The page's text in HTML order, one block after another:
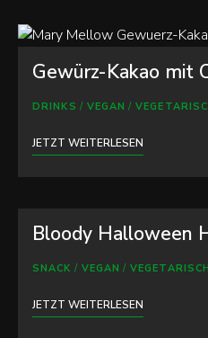
Gewürz-Kakao mit
DRINKS / VEGAN /
JETZT WEITERLESEN
Bloody Halloween
SNACK / VEGAN / VEGETARISCH
JETZT WEITERLESEN